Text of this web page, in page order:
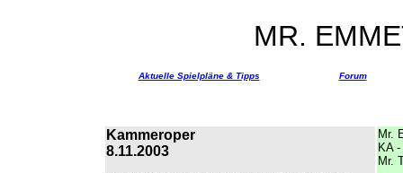
MR.
Aktuelle Spielpläne & Tipps Forum
Kammeroper
8.11.2003
Mr.
KA -
Mr.